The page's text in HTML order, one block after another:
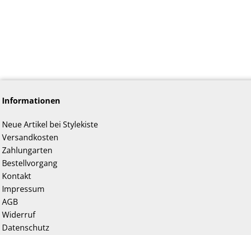
Informationen
Neue Artikel bei Stylekiste
Versandkosten
Zahlungarten
Bestellvorgang
Kontakt
Impressum
AGB
Widerruf
Datenschutz